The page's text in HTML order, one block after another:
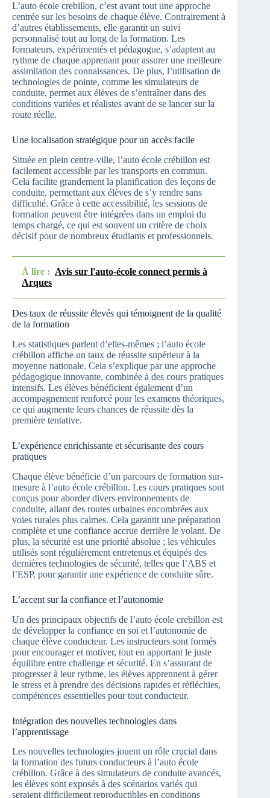
L’auto école crebillon, c’est avant tout une approche
centrée sur les besoins de chaque élève. Contrairement à
d’autres établissements, elle garantit un suivi
personnalisé tout au long de la formation. Les
formateurs, expérimentés et pédagogue, s’adaptent au
rythme de chaque apprenant pour assurer une meilleure
assimilation des connaissances. De plus, l’utilisation de
technologies de pointe, comme les simulateurs de
conduite, permet aux élèves de s’entraîner dans des
conditions variées et réalistes avant de se lancer sur la
route réelle.
Une localisation stratégique pour un accès facile
Située en plein centre-ville, l’auto école crébillon est
facilement accessible par les transports en commun.
Cela facilite grandement la planification des leçons de
conduite, permettant aux élèves de s’y rendre sans
difficulté. Grâce à cette accessibilité, les sessions de
formation peuvent être intégrées dans un emploi du
temps chargé, ce qui est souvent un critère de choix
décisif pour de nombreux étudiants et professionnels.
À lire : Avis sur l'auto-école connect permis à
Arques
Des taux de réussite élevés qui témoignent de la qualité
de la formation
Les statistiques parlent d’elles-mêmes ; l’auto école
crébillon affiche un taux de réussite supérieur à la
moyenne nationale. Cela s’explique par une approche
pédagogique innovante, combinée à des cours pratiques
intensifs. Les élèves bénéficient également d’un
accompagnement renforcé pour les examens théoriques,
ce qui augmente leurs chances de réussite dès la
première tentative.
L’expérience enrichissante et sécurisante des cours
pratiques
Chaque élève bénéficie d’un parcours de formation sur-
mesure à l’auto école crébillon. Les cours pratiques sont
conçus pour aborder divers environnements de
conduite, allant des routes urbaines encombrées aux
voies rurales plus calmes. Cela garantit une préparation
complète et une confiance accrue derrière le volant. De
plus, la sécurité est une priorité absolue ; les véhicules
utilisés sont régulièrement entretenus et équipés des
dernières technologies de sécurité, telles que l’ABS et
l’ESP, pour garantir une expérience de conduite sûre.
L’accent sur la confiance et l’autonomie
Un des principaux objectifs de l’auto école crebillon est
de développer la confiance en soi et l’autonomie de
chaque élève conducteur. Les instructeurs sont formés
pour encourager et motiver, tout en apportant le juste
équilibre entre challenge et sécurité. En s’assurant de
progresser à leur rythme, les élèves apprennent à gérer
le stress et à prendre des décisions rapides et réfléchies,
compétences essentielles pour tout conducteur.
Intégration des nouvelles technologies dans
l’apprentissage
Les nouvelles technologies jouent un rôle crucial dans
la formation des futurs conducteurs à l’auto école
crébillon. Grâce à des simulateurs de conduite avancés,
les élèves sont exposés à des scénarios variés qui
seraient difficilement reproductibles en conditions